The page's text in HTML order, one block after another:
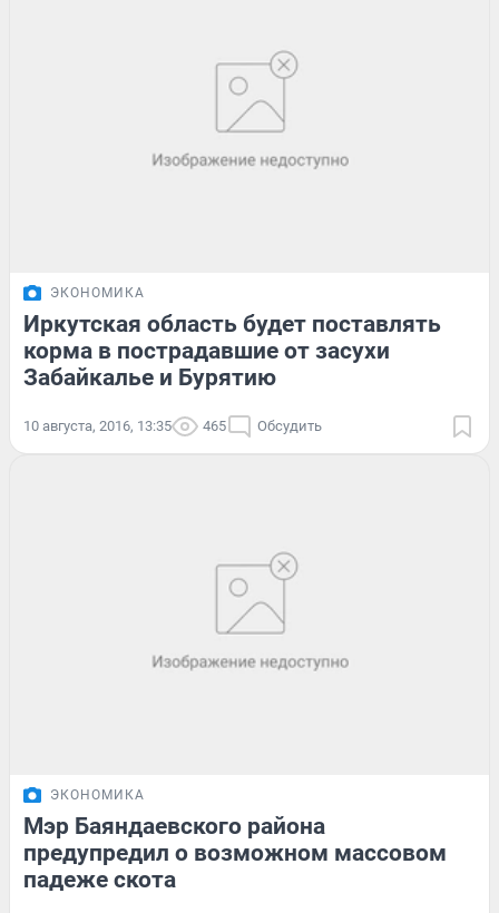
ЭКОНОМИКА
Иркутская область будет поставлять
корма в пострадавшие от засухи
Забайкалье и Бурятию
10 августа, 2016, 13:35 465 Обсудить
ЭКОНОМИКА
Мэр Баяндаевского района
предупредил о возможном массовом
падеже скота